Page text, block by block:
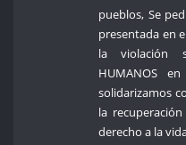
pueblos, Se
presentada en
la violación
HUMANOS
solidarizamos
la
derecho a la